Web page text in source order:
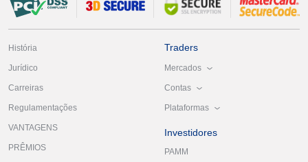
História
Jurídico
Carreiras
Regulamentações
VANTAGENS
PRÊMIOS
Traders
Mercados
Contas
Plataformas
Investidores
PAMM